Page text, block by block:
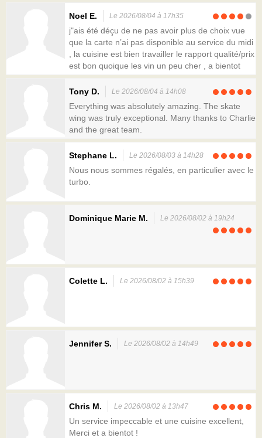
Noel E. Le 2026/08/04 à 17h35
j"ais été déçu de ne pas avoir plus de choix vue
que la carte n’ai pas disponible au service du midi
, la cuisine est bien travailler le rapport qualité/prix
est bon quoique les vin un peu cher , a bientot
Tony D. Le 2026/08/04 à 14h08
Everything was absolutely amazing. The skate
wing was truly exceptional. Many thanks to Charlie
and the great team.
Stephane L. Le 2026/08/03 à 14h28
Nous nous sommes régalés, en particulier avec le
turbo.
Dominique Marie M. Le 2026/08/02 à 19h24
Colette L. Le 2026/08/02 à 15h39
Jennifer S. Le 2026/08/02 à 14h49
Chris M. Le 2026/08/02 à 13h47
Un service impeccable et une cuisine excellent,
Merci et a bientot !